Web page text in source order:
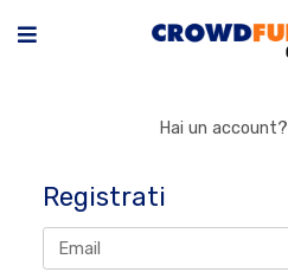
Hai un account?
Registrati